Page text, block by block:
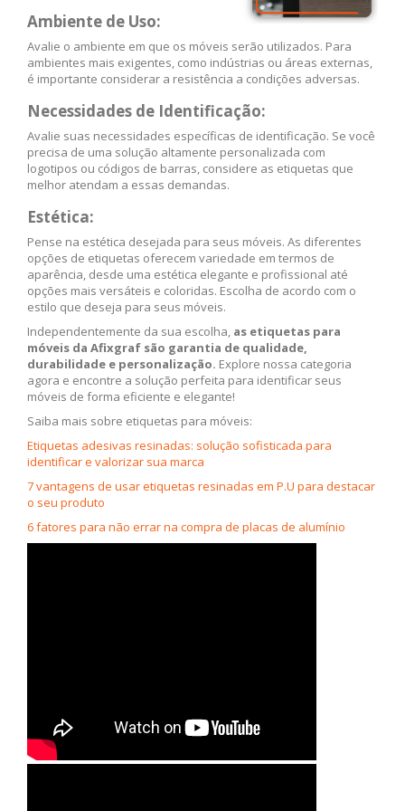
Ambiente de Uso:
Avalie o ambiente em que os móveis serão utilizados. Para
ambientes mais exigentes, como indústrias ou áreas externas,
é importante considerar a resistência a condições adversas.
Necessidades de Identificação:
Avalie suas necessidades específicas de identificação. Se você
precisa de uma solução altamente personalizada com
logotipos ou códigos de barras, considere as etiquetas que
melhor atendam a essas demandas.
Estética:
Pense na estética desejada para seus móveis. As diferentes
opções de etiquetas oferecem variedade em termos de
aparência, desde uma estética elegante e profissional até
opções mais versáteis e coloridas. Escolha de acordo com o
estilo que deseja para seus móveis.
Independentemente da sua escolha, as etiquetas para
móveis da Afixgraf são garantia de qualidade,
durabilidade e personalização. Explore nossa categoria
agora e encontre a solução perfeita para identificar seus
móveis de forma eficiente e elegante!
Saiba mais sobre etiquetas para móveis:
Etiquetas adesivas resinadas: solução sofisticada para
identificar e valorizar sua marca
7 vantagens de usar etiquetas resinadas em P.U para destacar
o seu produto
6 fatores para não errar na compra de placas de alumínio